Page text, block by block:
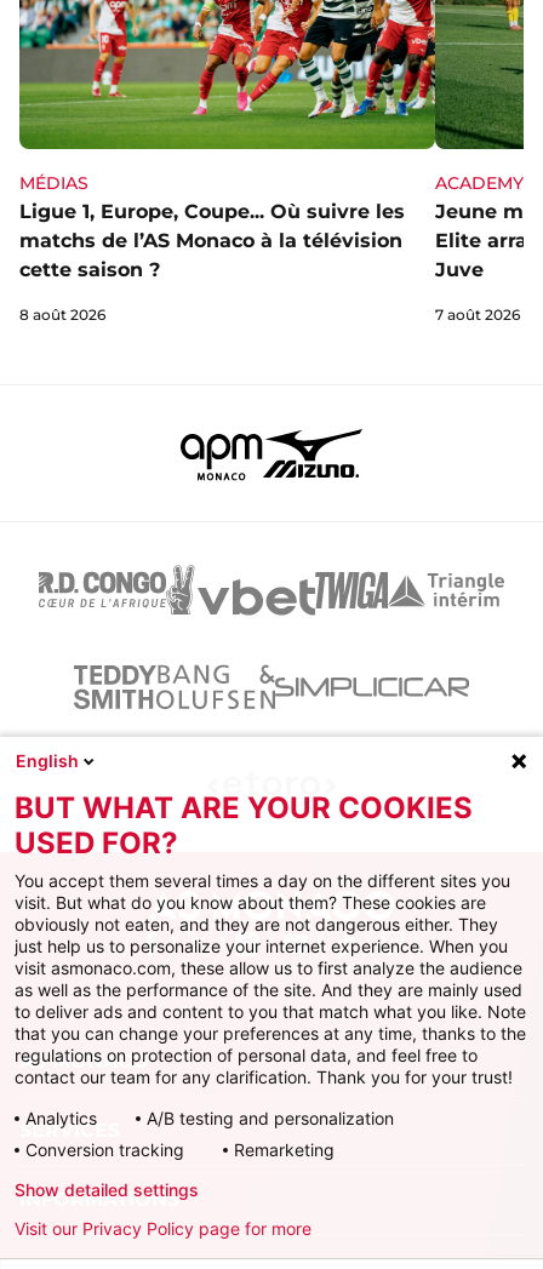
MÉDIAS
Ligue 1, Europe, Coupe... Où suivre les
matchs de l’AS Monaco à la télévision
cette saison ?
8 août 2026
ACADEMY
Jeune
Elite
Juve
7 août 2026
Facebook
X Instagram
YoutubeTikTokTwitch
AS MONACO
SERVICES
INFORMATIONS
English
BUT WHAT ARE YOUR COOKIES
USED FOR?
You accept them several times a day on the different sites you
visit. But what do you know about them? These cookies are
obviously not eaten, and they are not dangerous either. They
just help us to personalize your internet experience. When you
visit asmonaco.com, these allow us to first analyze the audience
as well as the performance of the site. And they are mainly used
to deliver ads and content to you that match what you like. Note
that you can change your preferences at any time, thanks to the
regulations on protection of personal data, and feel free to
contact our team for any clarification. Thank you for your trust!
Analytics
A/B testing and personalization
Conversion tracking
Remarketing
Show detailed settings
Visit our Privacy Policy page for more